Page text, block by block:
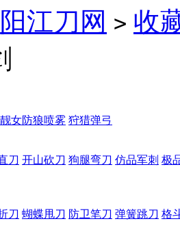
阳江刀网 > 收
靓女防狼喷雾 狩猎弹弓
刀 开山砍刀 狗腿弯刀 仿品军刺 极
刀 蝴蝶甩刀 防卫笔刀 弹簧跳刀 格